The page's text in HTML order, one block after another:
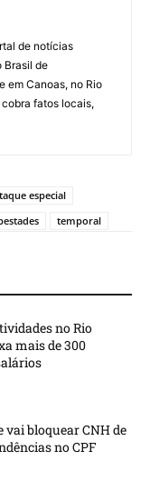
de notícias
Brasil de
em Canoas, no Rio
fatos locais,
especial
temporal
no Rio
mais de 300
vai bloquear CNH de
no CPF